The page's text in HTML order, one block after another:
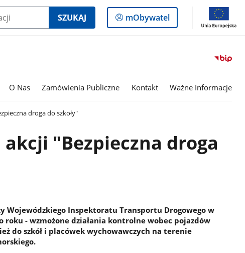
SZUKAJ
Logowanie
do
mObywatel
O Nas Zamówienia Publiczne Kontakt Ważne Informacje
droga do szkoły"
"Bezpieczna droga
Wojewódzkiego Inspektoratu Transportu Drogowego w
roku - wzmożone działania kontrolne wobec pojazdów
do szkół i placówek wychowawczych na terenie